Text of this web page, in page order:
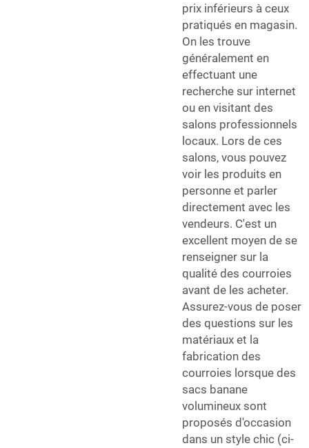
prix inférieurs à ceux
pratiqués en magasin.
On les trouve
généralement en
effectuant une
recherche sur internet
ou en visitant des
salons professionnels
locaux. Lors de ces
salons, vous pouvez
voir les produits en
personne et parler
directement avec les
vendeurs. C'est un
excellent moyen de se
renseigner sur la
qualité des courroies
avant de les acheter.
Assurez-vous de poser
des questions sur les
matériaux et la
fabrication des
courroies lorsque des
sacs banane
volumineux sont
proposés d'occasion
dans un style chic (ci-